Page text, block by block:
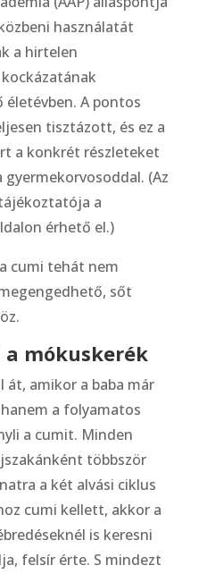
használatát
a hirtelen
kockázatának
életévben. A pontos
tisztázott, és ez a
a konkrét részleteket
(Az
a
érhető el.)
cumi tehát nem
sőt
mókuskerék
amikor a baba már
a folyamatos
a cumit. Minden
többször
a két alvási ciklus
cumi kellett, akkor a
is keresni
felsír érte. S mindezt